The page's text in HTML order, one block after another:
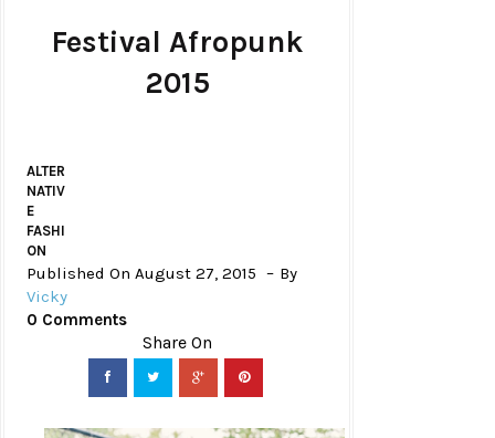
Festival Afropunk
2015
ALTER
NATIV
E
FASHI
ON
Published On August 27, 2015
By
Vicky
0 Comments